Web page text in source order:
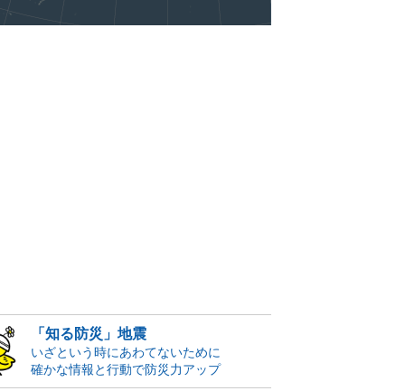
「知る防災」地震
いざという時にあわてないために
確かな情報と行動で防災力アップ